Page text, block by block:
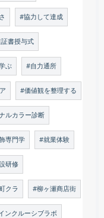
#協力して達成
書授与式
ぶ #自力通所
#価値観を整理する
ルカラー診断
専門学 #就業体験
研修
クラ #柳ヶ瀬商店街
ンクルーシブラボ